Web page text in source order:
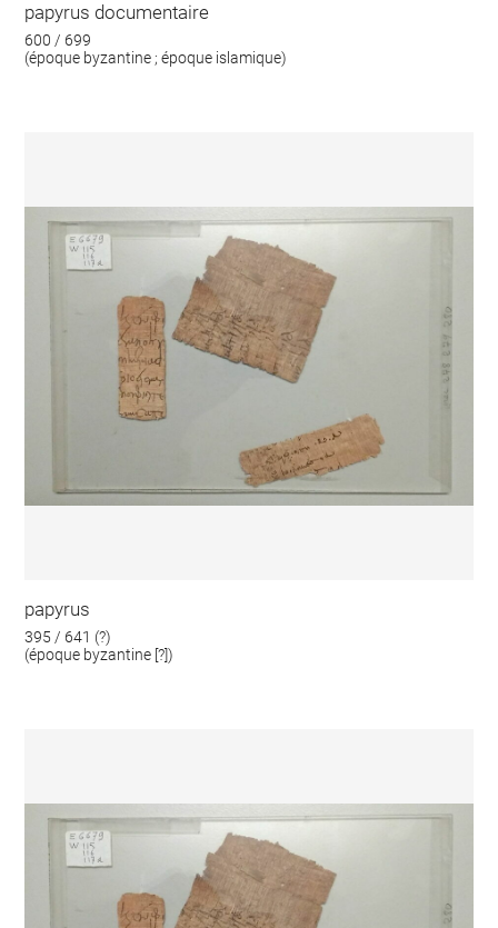
papyrus documentaire
600 / 699
(époque byzantine ; époque islamique)
papyrus
395 / 641 (?)
(époque byzantine [?])